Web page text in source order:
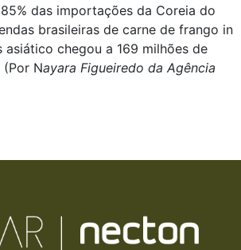
das importações da Coreia do
brasileiras de carne de frango in
asiático chegou a 169 milhões de
(Por Nayara Figueiredo da Agência